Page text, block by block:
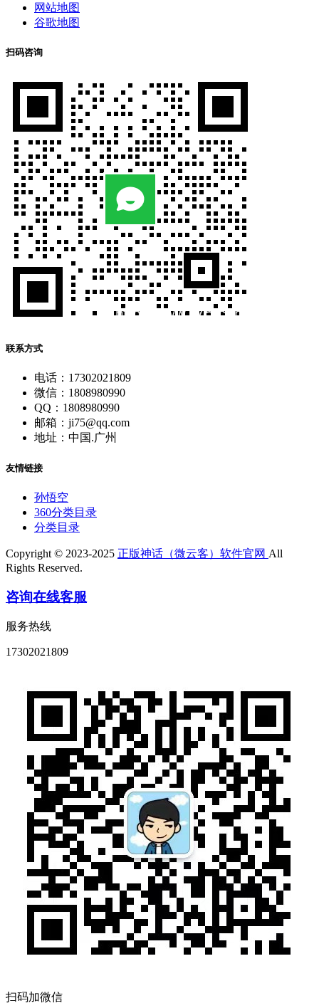
网站地图
谷歌地图
扫码咨询
联系方式
电话：17302021809
微信：1808980990
QQ：1808980990
邮箱：ji75@qq.com
地址：中国.广州
友情链接
孙悟空
360分类目录
分类目录
Copyright © 2023-2025 正版神话（微云客）软件官网 All
Rights Reserved.
咨询在线客服
服务热线
17302021809
扫码加微信